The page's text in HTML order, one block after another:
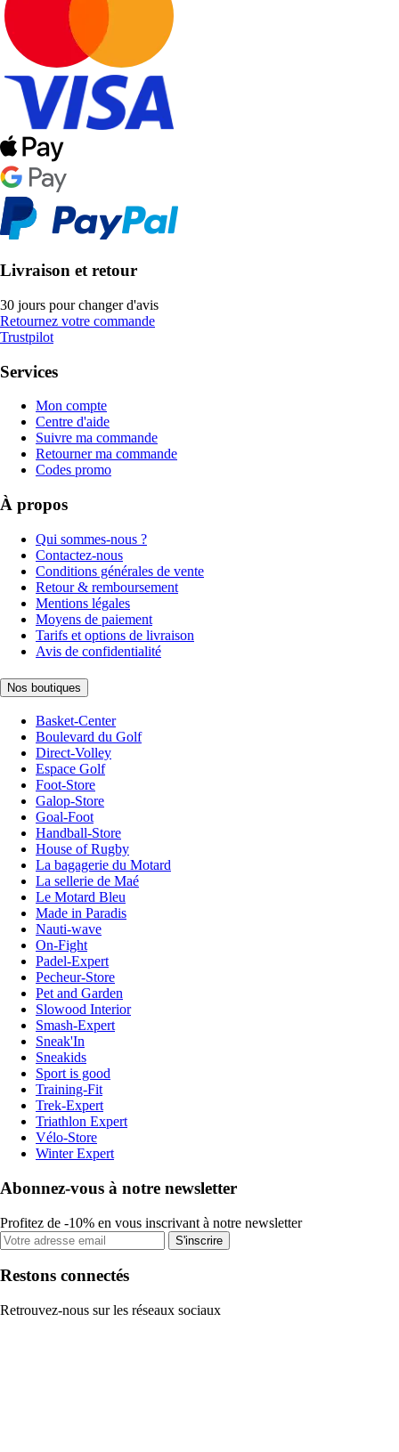
Livraison et retour
30 jours pour changer d'avis
Retournez votre commande
Trustpilot
Services
Mon compte
Centre d'aide
Suivre ma commande
Retourner ma commande
Codes promo
À propos
Qui sommes-nous ?
Contactez-nous
Conditions générales de vente
Retour & remboursement
Mentions légales
Moyens de paiement
Tarifs et options de livraison
Avis de confidentialité
Nos boutiques
Basket-Center
Boulevard du Golf
Direct-Volley
Espace Golf
Foot-Store
Galop-Store
Goal-Foot
Handball-Store
House of Rugby
La bagagerie du Motard
La sellerie de Maé
Le Motard Bleu
Made in Paradis
Nauti-wave
On-Fight
Padel-Expert
Pecheur-Store
Pet and Garden
Slowood Interior
Smash-Expert
Sneak'In
Sneakids
Sport is good
Training-Fit
Trek-Expert
Triathlon Expert
Vélo-Store
Winter Expert
Abonnez-vous à notre newsletter
Profitez de -10% en vous inscrivant à notre newsletter
S'inscrire
Restons connectés
Retrouvez-nous sur les réseaux sociaux